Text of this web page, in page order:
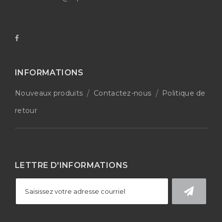
INFORMATIONS
Nouveaux produits Contactez-nous
Politique de
retour
LETTRE D'INFORMATIONS